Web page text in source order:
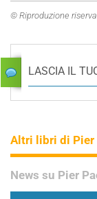
© Riproduzione
LASCIA IL
Altri libri di Pier
News su Pier